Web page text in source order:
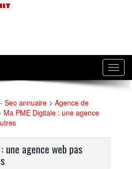
Seo annuaire > Agence de
Ma PME Digitale : une agence
une agence web pas